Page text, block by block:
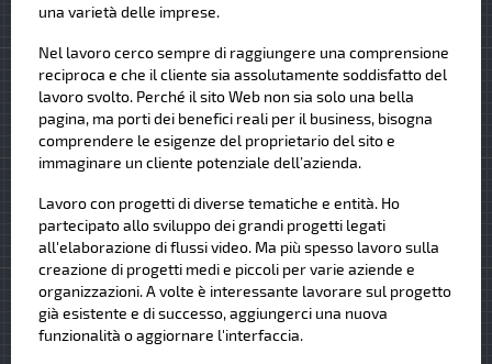
una varietà delle imprese.
Nel lavoro cerco sempre di raggiungere una comprensione
reciproca e che il cliente sia assolutamente soddisfatto del
lavoro svolto. Perché il sito Web non sia solo una bella
pagina, ma porti dei benefici reali per il business, bisogna
comprendere le esigenze del proprietario del sito e
immaginare un cliente potenziale dell’azienda.
Lavoro con progetti di diverse tematiche e entità. Ho
partecipato allo sviluppo dei grandi progetti legati
all'elaborazione di flussi video. Ma più spesso lavoro sulla
creazione di progetti medi e piccoli per varie aziende e
organizzazioni. A volte è interessante lavorare sul progetto
già esistente e di successo, aggiungerci una nuova
funzionalità o aggiornare l'interfaccia.